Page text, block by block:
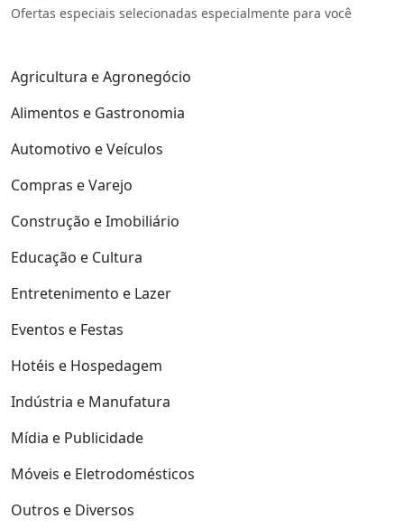
Ofertas especiais selecionadas especialmente para você
Agricultura e Agronegócio
Alimentos e Gastronomia
Automotivo e Veículos
Compras e Varejo
Construção e Imobiliário
Educação e Cultura
Entretenimento e Lazer
Eventos e Festas
Hotéis e Hospedagem
Indústria e Manufatura
Mídia e Publicidade
Móveis e Eletrodomésticos
Outros e Diversos